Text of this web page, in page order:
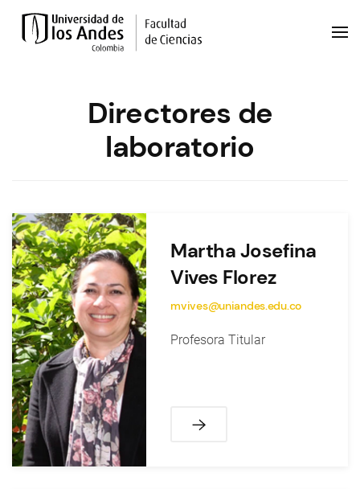
Directores de
laboratorio
Martha Josefina
Vives Florez
mvives@uniandes.edu.co
Profesora Titular